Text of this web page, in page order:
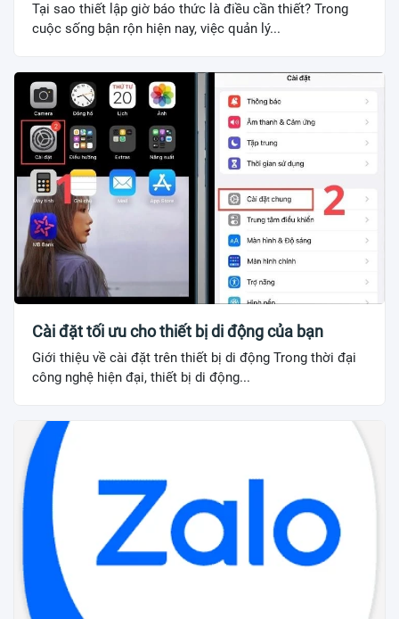
Tại sao thiết lập giờ báo thức là điều cần thiết? Trong
cuộc sống bận rộn hiện nay, việc quản lý...
Cài đặt tối ưu cho thiết bị di động của bạn
Giới thiệu về cài đặt trên thiết bị di động Trong thời đại
công nghệ hiện đại, thiết bị di động...